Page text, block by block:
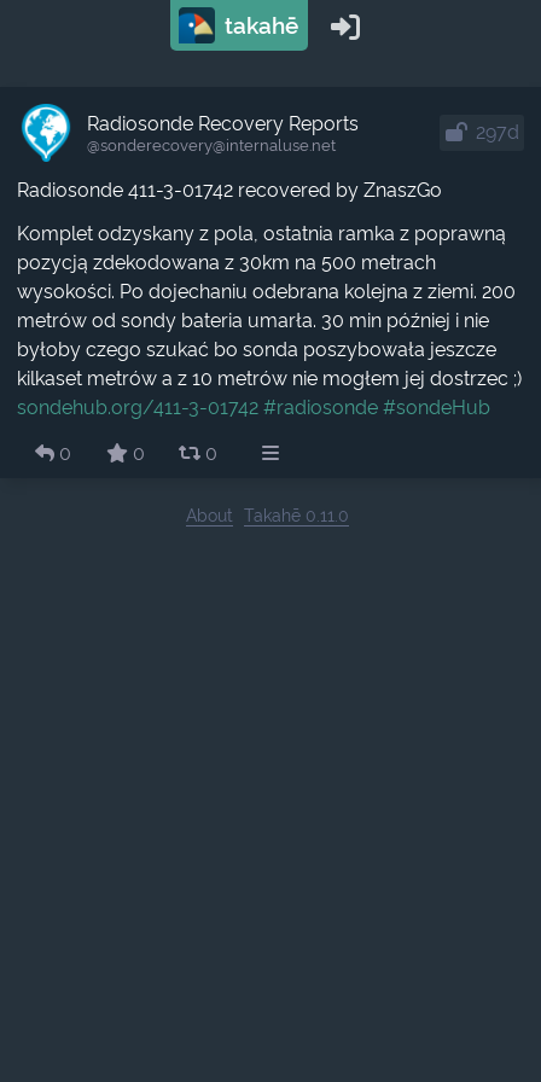
takahē
Radiosonde Recovery Reports
@sonderecovery​@internaluse.net
297d
Radiosonde 411-3-01742 recovered by ZnaszGo
Komplet odzyskany z pola, ostatnia ramka z poprawną
pozycją zdekodowana z 30km na 500 metrach
wysokości. Po dojechaniu odebrana kolejna z ziemi. 200
metrów od sondy bateria umarła. 30 min później i nie
byłoby czego szukać bo sonda poszybowała jeszcze
kilkaset metrów a z 10 metrów nie mogłem jej dostrzec ;)
sondehub.org/411-3-01742 #radiosonde #sondeHub
0
0 0
About Takahē 0.11.0